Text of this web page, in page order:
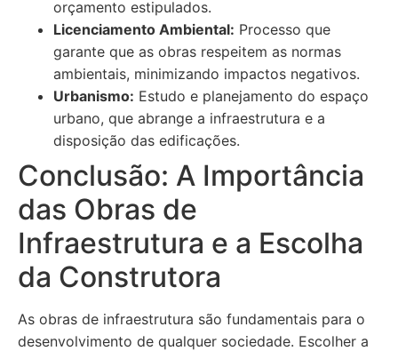
orçamento estipulados.
Licenciamento Ambiental: Processo que
garante que as obras respeitem as normas
ambientais, minimizando impactos negativos.
Urbanismo: Estudo e planejamento do espaço
urbano, que abrange a infraestrutura e a
disposição das edificações.
Conclusão: A Importância
das Obras de
Infraestrutura e a Escolha
da Construtora
As obras de infraestrutura são fundamentais para o
desenvolvimento de qualquer sociedade. Escolher a